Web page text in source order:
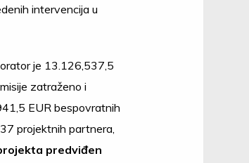
intervencija u
je 13.126,537,5
zatraženo i
EUR bespovratnih
projektnih partnera,
predviđen